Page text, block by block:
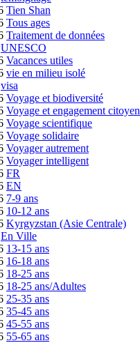
Tien Shan
Tous ages
Traitement de données
UNESCO
Vacances utiles
vie en milieu isolé
visa
Voyage et biodiversité
Voyage et engagement citoyen
Voyage scientifique
Voyage solidaire
Voyager autrement
Voyager intelligent
FR
EN
7-9 ans
10-12 ans
Kyrgyzstan (Asie Centrale)
En Ville
13-15 ans
16-18 ans
18-25 ans
18-25 ans/Adultes
25-35 ans
35-45 ans
45-55 ans
55-65 ans